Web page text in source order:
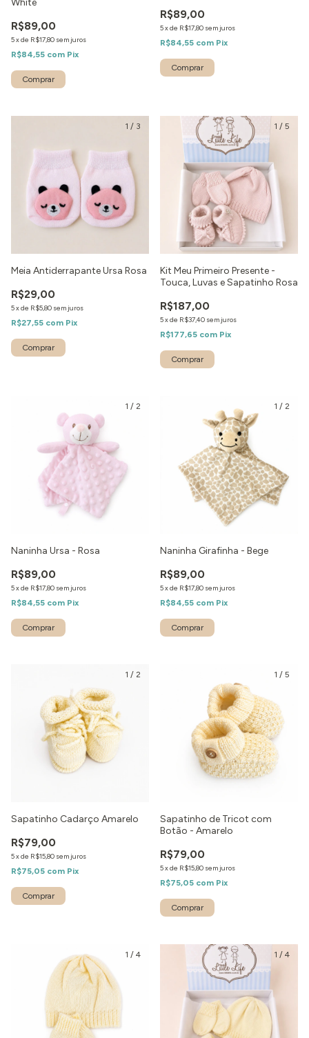
White
R$89,00
5xde R$17,80 sem juros
R$84,55 com Pix
R$89,00
5xde R$17,80 sem juros
R$84,55 com Pix
1 / 3
Meia Antiderrapante Ursa Rosa
R$29,00
5xde R$5,80 sem juros
R$27,55 com Pix
1 / 5
Kit Meu Primeiro Presente -
Touca, Luvas e Sapatinho Rosa
R$187,00
5xde R$37,40 sem juros
R$177,65 com Pix
Comprar
1 / 2
Naninha Ursa - Rosa
R$89,00
5xde R$17,80 sem juros
R$84,55 com Pix
1 / 2
Naninha Girafinha - Bege
R$89,00
5xde R$17,80 sem juros
R$84,55 com Pix
1 / 2
Sapatinho Cadarço Amarelo
R$79,00
5xde R$15,80 sem juros
R$75,05 com Pix
Comprar
1 / 5
Sapatinho de Tricot com
Botão - Amarelo
R$79,00
5xde R$15,80 sem juros
R$75,05 com Pix
1 / 4 1 / 4